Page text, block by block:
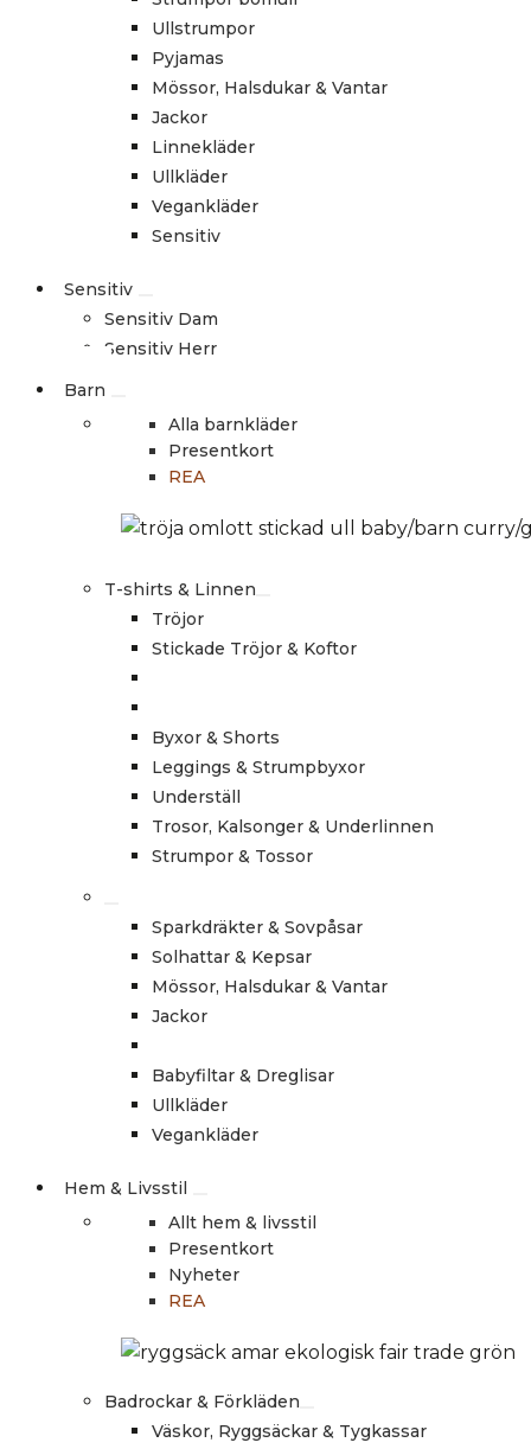
Ullstrumpor
Pyjamas
Mössor, Halsdukar & Vantar
Jackor
Linnekläder
Ullkläder
Vegankläder
Sensitiv
Sensitiv
Sensitiv Dam
Sensitiv Herr
Barn
Alla barnkläder
Presentkort
REA
T-shirts & Linnen
Tröjor
Stickade Tröjor & Koftor
Byxor & Shorts
Leggings & Strumpbyxor
Underställ
Trosor, Kalsonger & Underlinnen
Strumpor & Tossor
Sparkdräkter & Sovpåsar
Solhattar & Kepsar
Mössor, Halsdukar & Vantar
Jackor
Babyfiltar & Dreglisar
Ullkläder
Vegankläder
Hem & Livsstil
Allt hem & livsstil
Presentkort
Nyheter
REA
Badrockar & Förkläden
Väskor, Ryggsäckar & Tygkassar